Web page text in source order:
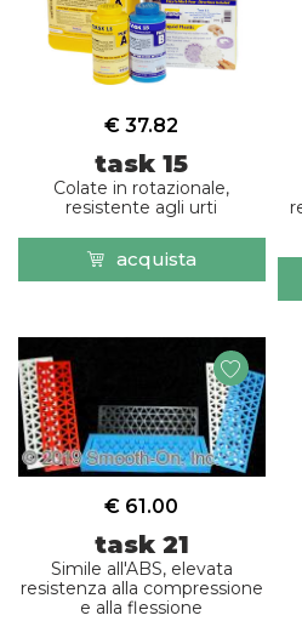
task 15
Colate in rotazionale,
resistente agli urti
€ 37.82
acquista
task 21
Simile all'ABS, elevata
resistenza alla compressione
e alla flessione
€ 61.00